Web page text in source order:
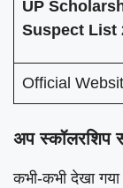
UP
Suspect List
Official
अप स्कॉलरशिप
कभी-कभी देखा